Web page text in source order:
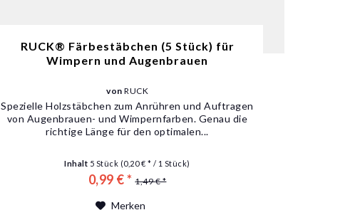
RUCK® Färbestäbchen (5 Stück) für
Wimpern und Augenbrauen
vonRUCK
Spezielle Holzstäbchen zum Anrühren und Auftragen
von Augenbrauen- und Wimpernfarben. Genau die
richtige Länge für den optimalen...
Inhalt 5 Stück (0,20 € * / 1 Stück)
0,99 € * 1,49 € *
Merken